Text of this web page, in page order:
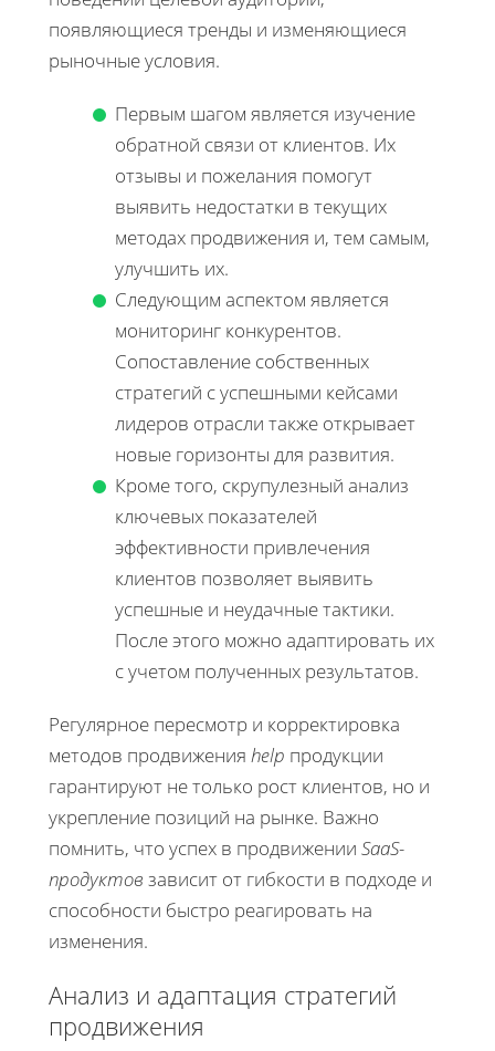
появляющиеся тренды и изменяющиеся
рыночные условия.
Первым шагом является изучение
обратной связи от клиентов. Их
отзывы и пожелания помогут
выявить недостатки в текущих
методах продвижения и, тем самым,
улучшить их.
Следующим аспектом является
мониторинг конкурентов.
Сопоставление собственных
стратегий с успешными кейсами
лидеров отрасли также открывает
новые горизонты для развития.
Кроме того, скрупулезный анализ
ключевых показателей
эффективности привлечения
клиентов позволяет выявить
успешные и неудачные тактики.
После этого можно адаптировать их
с учетом полученных результатов.
Регулярное пересмотр и корректировка
методов продвижения help продукции
гарантируют не только рост клиентов, но и
укрепление позиций на рынке. Важно
помнить, что успех в продвижении SaaS-
продуктов зависит от гибкости в подходе и
способности быстро реагировать на
изменения.
Анализ и адаптация стратегий
продвижения